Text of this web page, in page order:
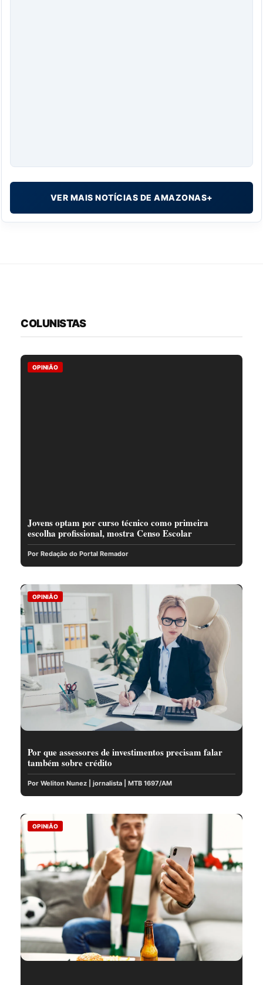
VER MAIS NOTÍCIAS DE AMAZONAS+
COLUNISTAS
OPINIÃO
Jovens optam por curso técnico como primeira
escolha profissional, mostra Censo Escolar
Por Redação do Portal Remador
OPINIÃO
Por que assessores de investimentos precisam falar
também sobre crédito
Por Weliton Nunez | jornalista | MTB 1697/AM
OPINIÃO